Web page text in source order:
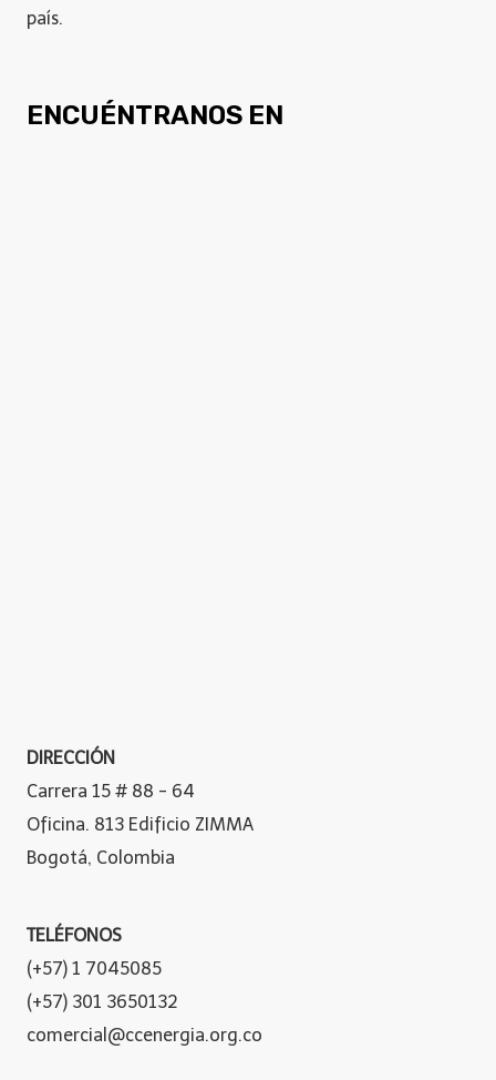
país.
ENCUÉNTRANOS EN
DIRECCIÓN
Carrera 15 # 88 - 64
Oficina. 813 Edificio ZIMMA
Bogotá, Colombia
TELÉFONOS
(+57) 1 7045085
(+57) 301 3650132
comercial@ccenergia.org.co